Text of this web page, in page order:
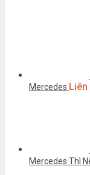
Mercedes Liên
Mercedes Thì